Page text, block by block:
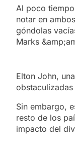
Al poco
notar en
góndolas
Marks
Elton John,
Sin embargo,
resto de los
impacto del